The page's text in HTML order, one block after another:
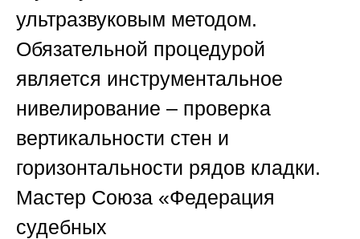
ультразвуковым методом.
Обязательной процедурой
является инструментальное
нивелирование – проверка
вертикальности стен и
горизонтальности рядов кладки.
Мастер Союза «Федерация
судебных